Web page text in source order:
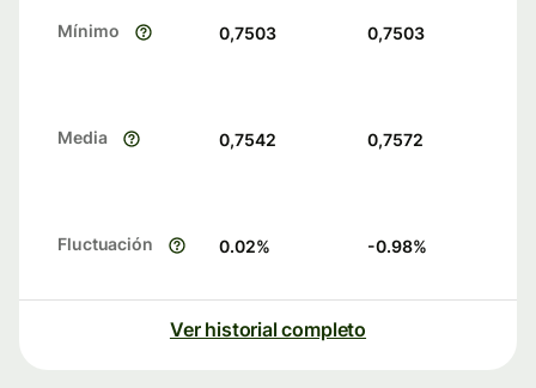
Mínimo 0,7503 0,7503
Media 0,7542 0,7572
Fluctuación 0.02% -0.98%
Ver historial completo